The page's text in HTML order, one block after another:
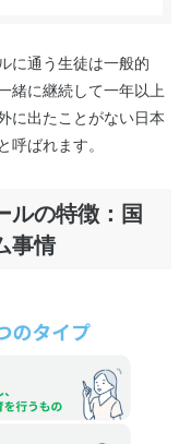
に通う生徒は一般的
緒に継続して一年以上
に出たことがない日本
ばれます。
ルの特徴：国
事情